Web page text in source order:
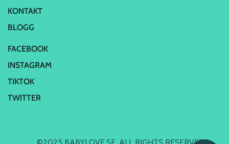
KONTAKT
BLOGG
FACEBOOK
INSTAGRAM
TIKTOK
TWITTER